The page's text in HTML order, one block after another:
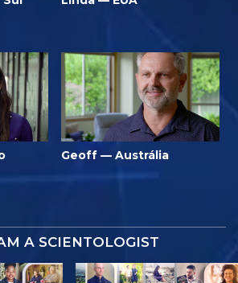
Geoff — Austrália
A SCIENTOLOGIST